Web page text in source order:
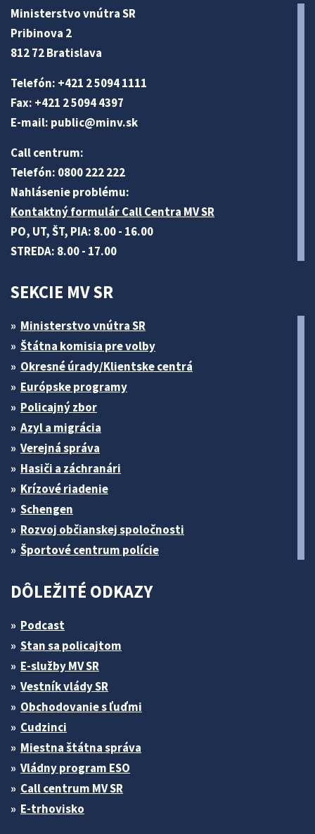
Ministerstvo vnútra SR
Pribinova 2
812 72 Bratislava
Telefón: +421 2 5094 1111
Fax: +421 2 5094 4397
E-mail: public@minv.sk
Call centrum:
Telefón: 0800 222 222
Nahlásenie problému:
Kontaktný formulár Call Centra MV SR
PO, UT, ŠT, PIA: 8.00 - 16.00
STREDA: 8.00 - 17.00
SEKCIE MV SR
Ministerstvo vnútra SR
Štátna komisia pre volby
Okresné úrady/Klientske centrá
Európske programy
Policajný zbor
Azyl a migrácia
Verejná správa
Hasiči a záchranári
Krízové riadenie
Schengen
Rozvoj občianskej spoločnosti
Športové centrum polície
DÔLEŽITÉ ODKAZY
Podcast
Stan sa policajtom
E-služby MV SR
Vestník vlády SR
Obchodovanie s ľuďmi
Cudzinci
Miestna štátna správa
Vládny program ESO
Call centrum MV SR
E-trhovisko